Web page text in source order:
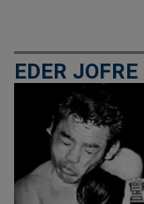
EDER JOFRE